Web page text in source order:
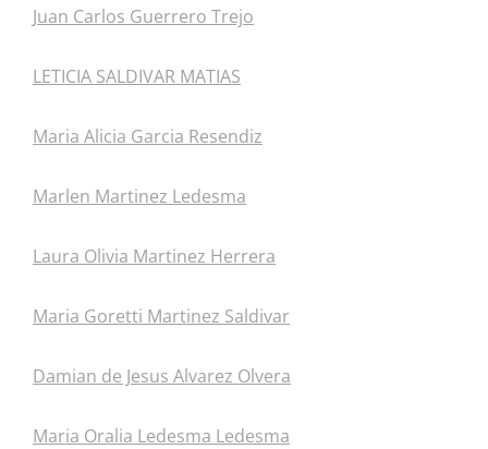
Juan Carlos Guerrero Trejo
LETICIA SALDIVAR MATIAS
Maria Alicia Garcia Resendiz
Marlen Martinez Ledesma
Laura Olivia Martinez Herrera
Maria Goretti Martinez Saldivar
Damian de Jesus Alvarez Olvera
Maria Oralia Ledesma Ledesma